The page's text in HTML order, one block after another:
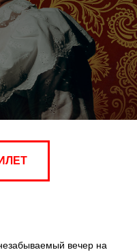
вечер на